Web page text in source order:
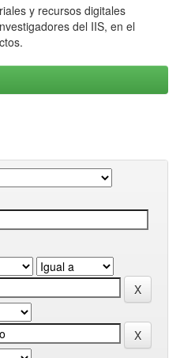
y recursos digitales
del IIS, en el